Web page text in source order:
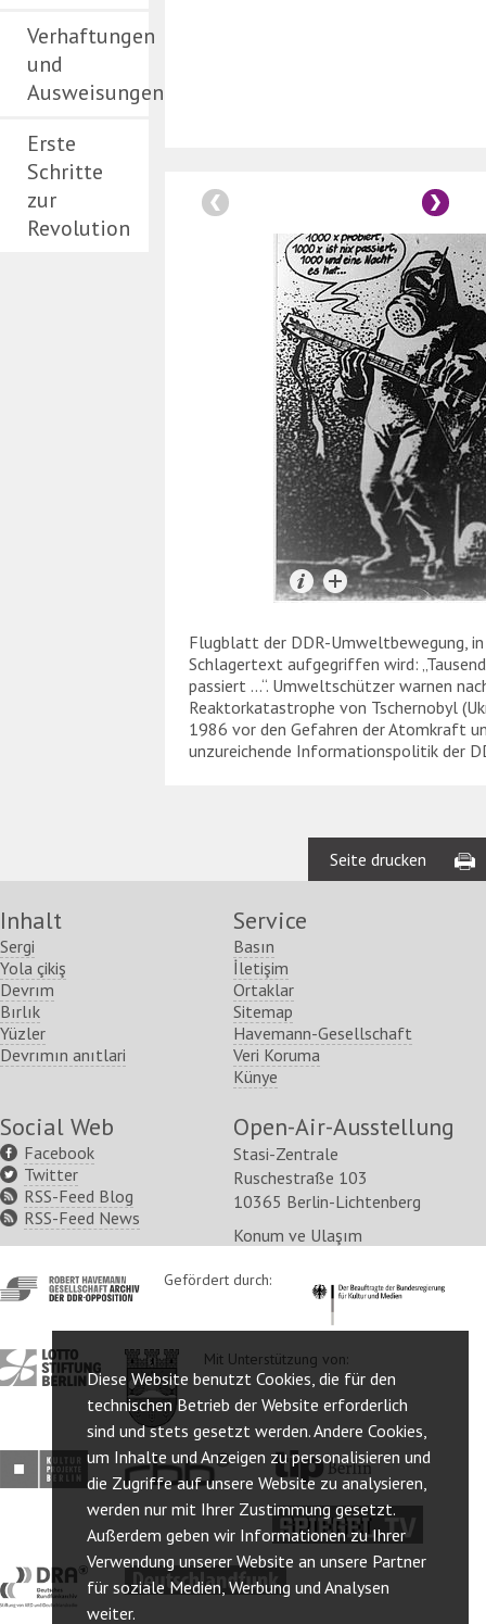
Diese Website benutzt Cookies, die für den
technischen Betrieb der Website erforderlich
sind und stets gesetzt werden. Andere Cookies,
um Inhalte und Anzeigen zu personalisieren und
die Zugriffe auf unsere Website zu analysieren,
werden nur mit Ihrer Zustimmung gesetzt.
Außerdem geben wir Informationen zu Ihrer
Verwendung unserer Website an unsere Partner
für soziale Medien, Werbung und Analysen
weiter.
Verhaftungen
und
Ausweisungen
Erste
Schritte
zur
Revolution
Flugblatt der DDR-Umweltbewegung,
Schlagertext aufgegriffen wird:
passiert ...“. Umweltschützer warnen
Reaktorkatastrophe von Tschernobyl
1986 vor den Gefahren der Atomkraft
unzureichende Informationspolitik der
Seite drucken
Inhalt
Sergi
Yola çikiş
Devrım
Bırlık
Yüzler
Devrımın anıtlari
Service
Basın
İletişim
Ortaklar
Sitemap
Havemann-Gesellschaft
Veri Koruma
Künye
Social Web
Facebook
Twitter
RSS-Feed Blog
RSS-Feed News
Open-Air-Ausstellung
Stasi-Zentrale
Ruschestraße 103
10365 Berlin-Lichtenberg
Konum ve Ulaşım
http://www.havemann-
gesellschaft.de/
Gefördert durch: http://
http://www.lotto-
stiftung-
http://www.berlin.de/ba-
lichtenberg/
Mit Unterstützung von:
http://www.kulturprojekte-
berlin.de/
http://www.rbb-
online.de/
http://www.tip-
berlin.de/
http://www.spiegel.tv/
http://www.dra.de/http://www.deutschlandfunk.de/